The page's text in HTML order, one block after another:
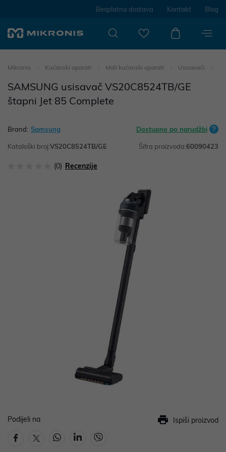
Besplatna dostava Kontakt Blog
Mikronis Kućanski aparati Mali kućanski aparati Usisavači
SAMSUNG usisavač VS20C8524TB/GE
štapni Jet 85 Complete
Brand: Samsung Dostupno po narudžbi
Kataloški broj:VS20C8524TB/GE Šifra proizvoda:60090423
(0) Recenzije
Podijeli na Ispiši proizvod